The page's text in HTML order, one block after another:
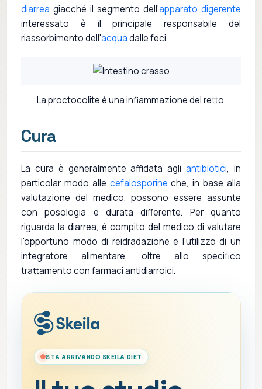
diarrea giacché il segmento dell'apparato digerente
interessato è il principale responsabile del
riassorbimento dell'acquadalle feci.
La proctocolite è una infiammazione del retto.
Cura
La cura è generalmente affidata agliantibiotici, in
particolar modo alle cefalosporine che, in base alla
valutazione del medico, possono essere assunte
con posologia e durata differente. Per quanto
riguarda la diarrea, è compito del medico di valutare
l'opportuno modo di reidradazione e l'utilizzo di un
integratore alimentare, oltre allo specifico
trattamento con farmaci antidiarroici.
STA ARRIVANDO SKEILA DIET